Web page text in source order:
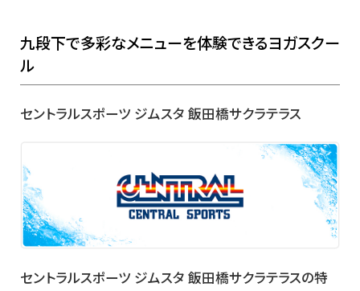
九段下で多彩なメニューを体験できるヨガスクー
ル
セントラルスポーツ ジムスタ 飯田橋サクラテラス
セントラルスポーツ ジムスタ 飯田橋サクラテラスの特